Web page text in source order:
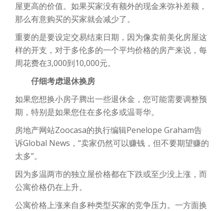
屋更高的价值。如果买家没有额外的现金来弥补差额，
那么有意购买的买家就会减少了。
重要的是要设定交易结束日期，因为像卖前美化房屋这
样的开支，对于多伦多的一个平均价格的房产来说，每
周花费在3,000到10,000元。
仔细考虑退休换房
如果您想换小房子腾出一些退休金，您可能需要调整预
期，特别是如果您住在多伦多或温哥华。
房地产网站Zoocasa的执行编辑Penelope Graham告
诉Global News，“卖家仍然可以赚钱，但不要期望赚的
太多”。
因为多温两市的独立屋价格都在下跌或至少没上涨，而
公寓价格仍在上升。
公寓价格上涨来自多种类型买家的竞争压力。一方面换